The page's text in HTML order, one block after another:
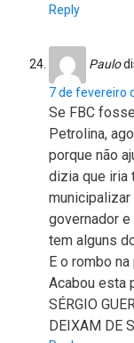
Reply
Paulo
7 de fevereiro
Se FBC
Petrolina,
porque não
dizia que iria
municipalizar
governador e
tem alguns
E o rombo
Acabou esta
SÉRGIO
DEIXAM DE